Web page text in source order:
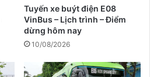
Tuyến xe buýt điện E08
VinBus – Lịch trình – Điểm
dừng hôm nay
10/08/2026